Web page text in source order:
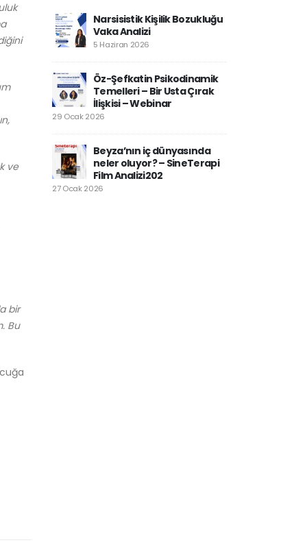
ve
bir
Bu
Narsisistik Kişilik Bozukluğu
Vaka Analizi
5 Haziran 2026
Öz-Şefkatin Psikodinamik
Temelleri – Bir Usta Çırak
İlişkisi – Webinar
29 Ocak 2026
Beyza’nın iç dünyasında
neler oluyor? – SineTerapi
Film Analizi202
27 Ocak 2026